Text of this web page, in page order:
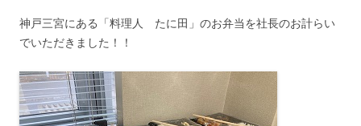
神戸三宮にある「料理人 たに田」のお弁当を社長のお計らい
でいただきました！！